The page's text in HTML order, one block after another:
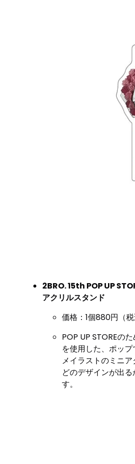
2BRO. 15th POP UP
アクリルスタンド
価格：1個880円（税
POP UP STOREの
を使用した、ポッ
メイラストのミニア
どのデザインが出
す。